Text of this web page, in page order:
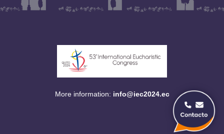
More information: info@iec2024.ec